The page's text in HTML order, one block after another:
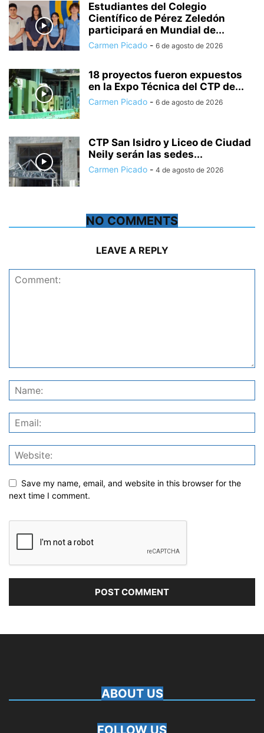
Estudiantes del Colegio
Científico de Pérez Zeledón
participará en Mundial de...
Carmen Picado - 6 de agosto de 2026
18 proyectos fueron expuestos
en la Expo Técnica del CTP de...
Carmen Picado - 6 de agosto de 2026
CTP San Isidro y Liceo de Ciudad
Neily serán las sedes...
Carmen Picado - 4 de agosto de 2026
NO COMMENTS
LEAVE A REPLY
Save my name, email, and website in this browser for the
next time I comment.
ABOUT US